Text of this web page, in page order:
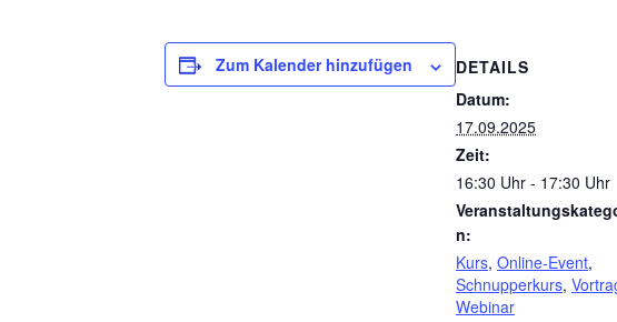
Zum Kalender hinzufügen
DETAILS
Datum:
17.09.2025
Zeit:
16:30 Uhr - 17:30 Uhr
n:
Kurs, Online-Event,
Schnupperkurs,
Webinar